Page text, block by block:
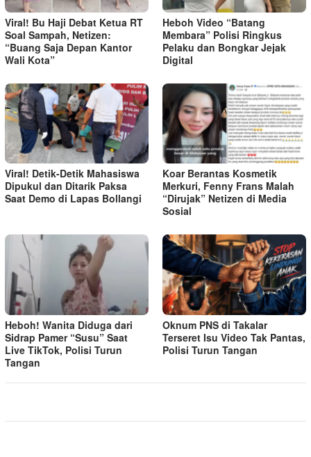
Viral! Bu Haji Debat Ketua RT
Soal Sampah, Netizen:
“Buang Saja Depan Kantor
Wali Kota”
Heboh Video “Batang
Membara” Polisi Ringkus
Pelaku dan Bongkar Jejak
Digital
Viral! Detik-Detik Mahasiswa
Dipukul dan Ditarik Paksa
Saat Demo di Lapas Bollangi
Koar Berantas Kosmetik
Merkuri, Fenny Frans Malah
“Dirujak” Netizen di Media
Sosial
Heboh! Wanita Diduga dari
Sidrap Pamer “Susu” Saat
Live TikTok, Polisi Turun
Tangan
Oknum PNS di Takalar
Terseret Isu Video Tak Pantas,
Polisi Turun Tangan